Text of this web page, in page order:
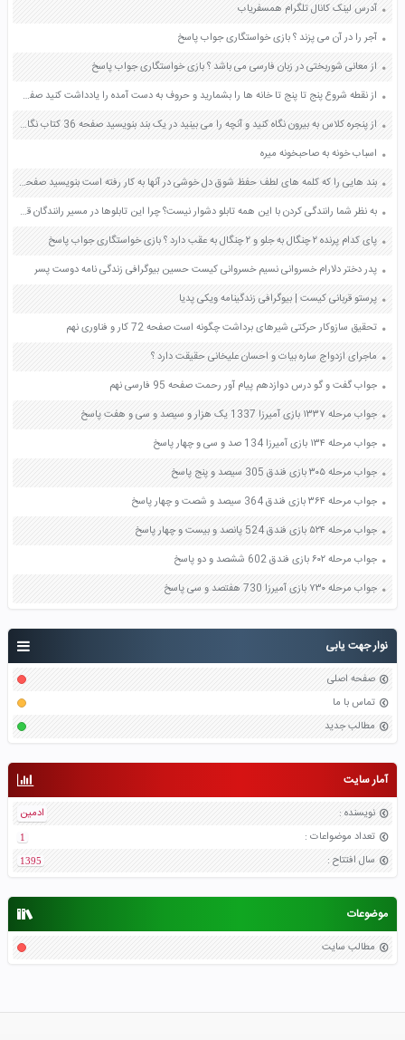
نوار جهت یابی
صفحه اصلی
تماس با ما
مطالب جدید
آمار سایت
نویسنده :
ادمین
تعداد موضواعات :
1
سال افتتاح :
1395
موضوعات
مطالب سایت
آدرس لینک کانال تلگرام همسفریاب
آجر را در آن می پزند ؟ بازی خواستگاری جواب پاسخ
از معانی شوربختی در زبان فارسی می باشد ؟ بازی خواستگاری جواب پاسخ
از نقطه شروع پنج تا پنج تا خانه ها را بشمارید و حروف به دست آمده را یادداشت کنید صفحه 88 نگارش ششم
از پنجره کلاس به بیرون نگاه کنید و آنچه را می بینید در یک بند بنویسید صفحه 36 کتاب نگارش فارسی ششم
اسباب خونه به صاحبخونه میره
بند هایی را که کلمه های لطف حفظ شوق دل خوشی در آنها به کار رفته است بنویسید صفحه 86 کتاب نگارش پنجم
به نظر شما رانندگی کردن با این همه تابلو دشوار نیست؟ چرا این تابلوها در مسیر رانندگان قرار داده شده است؟ صفحه 66 پیام های آسمان هشتم
پای کدام پرنده ۲ چنگال به جلو و ۲ چنگال به عقب دارد ؟ بازی خواستگاری جواب پاسخ
پدر دختر دلارام خسروانی نسیم خسروانی کیست حسین بیوگرافی زندگی نامه دوست پسر
پرستو قربانی کیست | بیوگرافی زندگینامه ویکی پدیا
تحقیق سازوکار حرکتی شیرهای برداشت چگونه است صفحه 72 کار و فناوری نهم
ماجرای ازدواج ساره بیات و احسان علیخانی حقیقت دارد ؟
جواب گفت و گو درس دوازدهم پیام آور رحمت صفحه 95 فارسی نهم
جواب مرحله ۱۳۳۷ بازی آمیرزا 1337 یک هزار و سیصد و سی و هفت پاسخ
جواب مرحله ۱۳۴ بازی آمیرزا 134 صد و سی و چهار پاسخ
جواب مرحله ۳۰۵ بازی فندق 305 سیصد و پنج پاسخ
جواب مرحله ۳۶۴ بازی فندق 364 سیصد و شصت و چهار پاسخ
جواب مرحله ۵۲۴ بازی فندق 524 پانصد و بیست و چهار پاسخ
جواب مرحله ۶۰۲ بازی فندق 602 ششصد و دو پاسخ
جواب مرحله ۷۳۰ بازی آمیرزا 730 هفتصد و سی پاسخ